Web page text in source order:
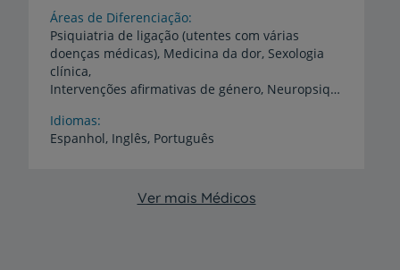
Áreas de Diferenciação
Psiquiatria de ligação (utentes com várias
doenças médicas), Medicina da dor, Sexologia
clínica,
Intervenções afirmativas de género, Neuropsiquiatria, Demências, Perturbações de adição a substâncias e comportamentais, Alcoologia, Obesidade, Intervenção precoce em psicose, Depressão e ansiedade, Perturbações do espectro obsessivo, Perturbações do neurodesenvolvimento (Perturbação de hiperatividade e défice de atenção e Perturbação do espectro do autismo)
Idiomas
Espanhol, Inglês, Português
Ver mais Médicos